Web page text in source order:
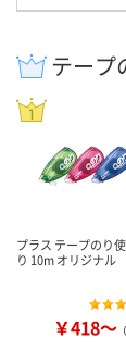
テープ
プラス テープのり
り 10m オリジナル
￥418～